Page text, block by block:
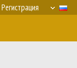
Регистрация